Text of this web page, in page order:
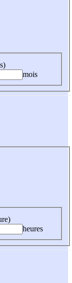
mois
heures